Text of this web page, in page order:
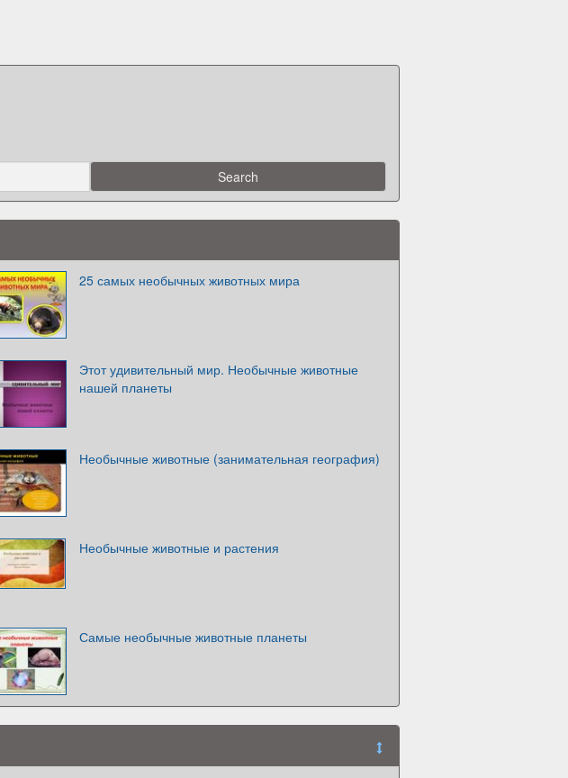
25 самых необычных животных мира
Этот удивительный мир. Необычные животные
нашей планеты
Необычные животные (занимательная география)
Необычные животные и растения
Самые необычные животные планеты